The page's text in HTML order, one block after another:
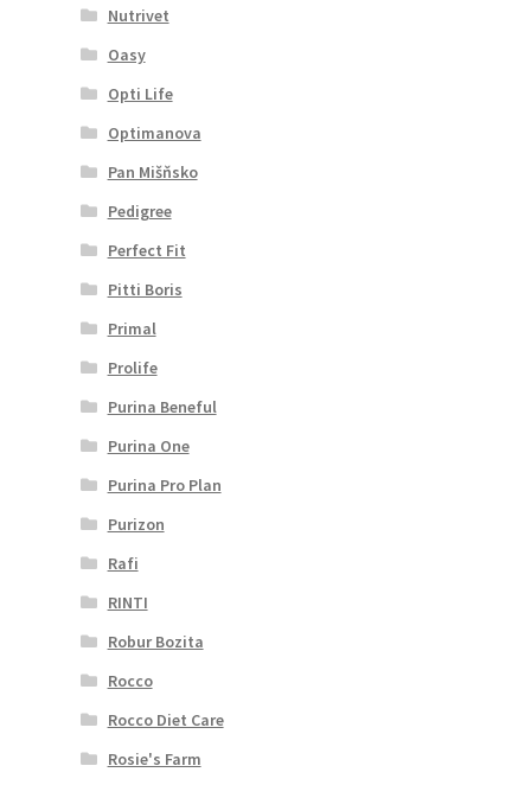
Nutrivet
Oasy
Opti Life
Optimanova
Pan Mišňsko
Pedigree
Perfect Fit
Pitti Boris
Primal
Prolife
Purina Beneful
Purina One
Purina Pro Plan
Purizon
Rafi
RINTI
Robur Bozita
Rocco
Rocco Diet Care
Rosie's Farm